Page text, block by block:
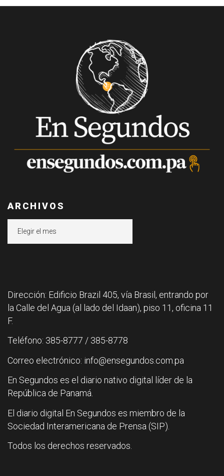
ARCHIVOS
Dirección: Edificio Brazil 405, vía Brasil, entrando por
la Calle del Agua (al lado del Idaan), piso 11, oficina 11
F.
Teléfono: 385-8777 / 385-8778
Correo electrónico: info@ensegundos.com.pa
En Segundos es el diario nativo digital líder de la
República de Panamá.
El diario digital En Segundos es miembro de la
Sociedad Interamericana de Prensa (SIP).
Todos los derechos reservados.